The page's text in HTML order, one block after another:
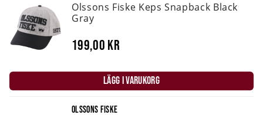
Olssons Fiske Keps Snapback Black
Gray
199,00 kr
LÄGG I VARUKORG
OLSSONS FISKE